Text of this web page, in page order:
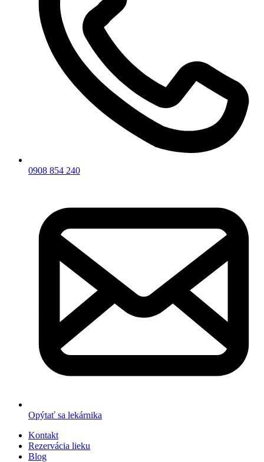
0908 854 240
Opýtať sa lekárnika
Kontakt
Rezervácia lieku
Blog